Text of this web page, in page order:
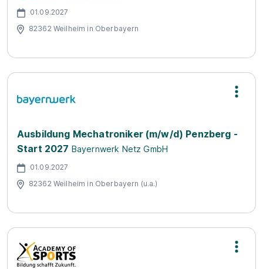
01.09.2027
82362 Weilheim in Oberbayern
Ausbildung Mechatroniker (m/w/d) Penzberg -
Start 2027 Bayernwerk Netz GmbH
01.09.2027
82362 Weilheim in Oberbayern (u.a.)